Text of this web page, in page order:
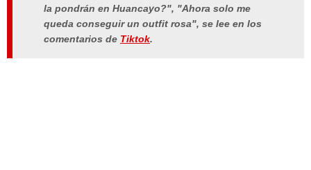
la pondrán en Huancayo?", "Ahora solo me
queda conseguir un outfit rosa", se lee en los
comentarios de Tiktok.